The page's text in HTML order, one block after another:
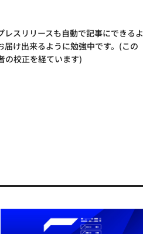
スリリースも自動で記事にできるよ
け出来るように勉強中です。(この
の校正を経ています)